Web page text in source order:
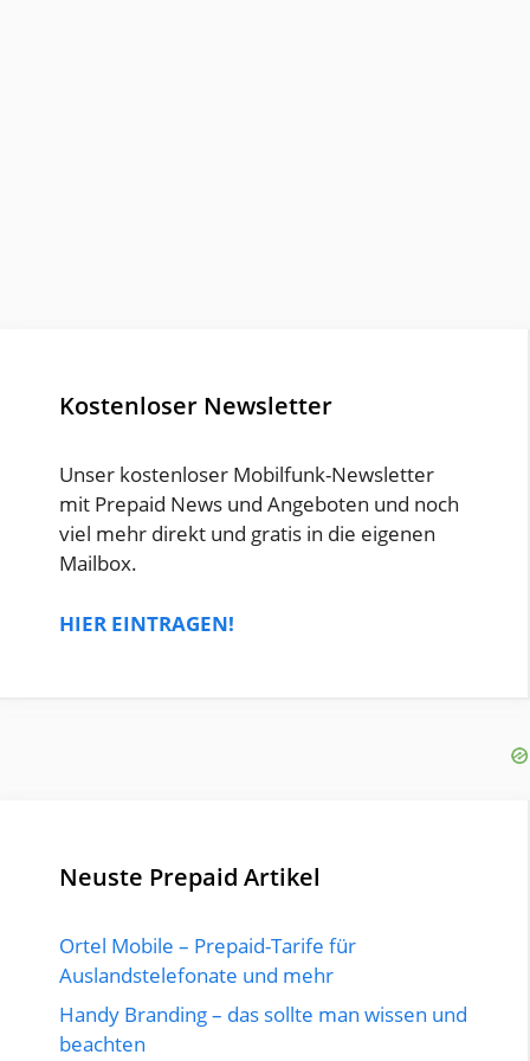
Kostenloser Newsletter
Unser kostenloser Mobilfunk-Newsletter
mit Prepaid News und Angeboten und noch
viel mehr direkt und gratis in die eigenen
Mailbox.
HIER EINTRAGEN!
Neuste Prepaid Artikel
Ortel Mobile – Prepaid-Tarife für
Auslandstelefonate und mehr
Handy Branding – das sollte man wissen und
beachten